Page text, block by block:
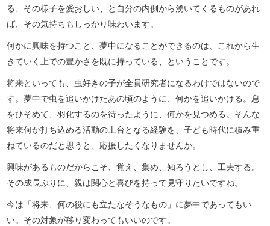
る、その様子を愛おしい、と自分の内側から湧いてくるものがあれ
ば、その気持ちもしっかり味わいます。
何かに興味を持つこと、夢中になることができるのは、これから生
きていく上での豊かさを既に持っている、ということです。
将来といっても、虫好きの子が全員研究者になるわけではないので
す。夢中で虫を追いかけたあの頃のように、何かを追いかける。息
をひそめて、羽化するのを待ったように、何かを見つめる。そんな
将来何か打ち込める活動の土台となる経験を、子ども時代に積み重
ねているのだと思うと、応援したくなりませんか。
興味があるものだからこそ、覚え、集め、知ろうとし、工夫する。
その成長ぶりに、親は関心と喜びを持って見守りたいですね。
今は「将来、何の役にも立たなそうなもの」に夢中であってもい
い。その対象が移り変わってもいいのです。